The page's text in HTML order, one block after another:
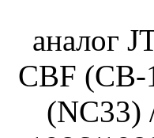
аналог
CBF
(NC33)